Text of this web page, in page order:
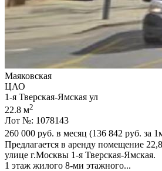
Маяковская
ЦАО
1-я Тверская-Ямская ул
22.8 м2
Лот №: 1078143
260 000 руб. в месяц (136 842 руб. за
Предлагается в аренду помещение
улице г.Москвы 1-я Тверская-Ямская.
1 этаж жилого 8-ми этажного...